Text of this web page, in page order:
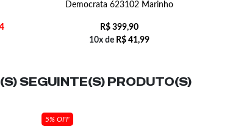
Democrata 623102 Marinho
R$ 399,90
10x de R$ 41,99
SEGUINTE(S) PRODUTO(S)
5% OFF